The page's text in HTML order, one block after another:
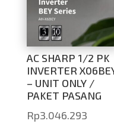
AC SHARP 1/2 PK
INVERTER
– UNIT ONLY /
PAKET PASANG
Rp3.046.293